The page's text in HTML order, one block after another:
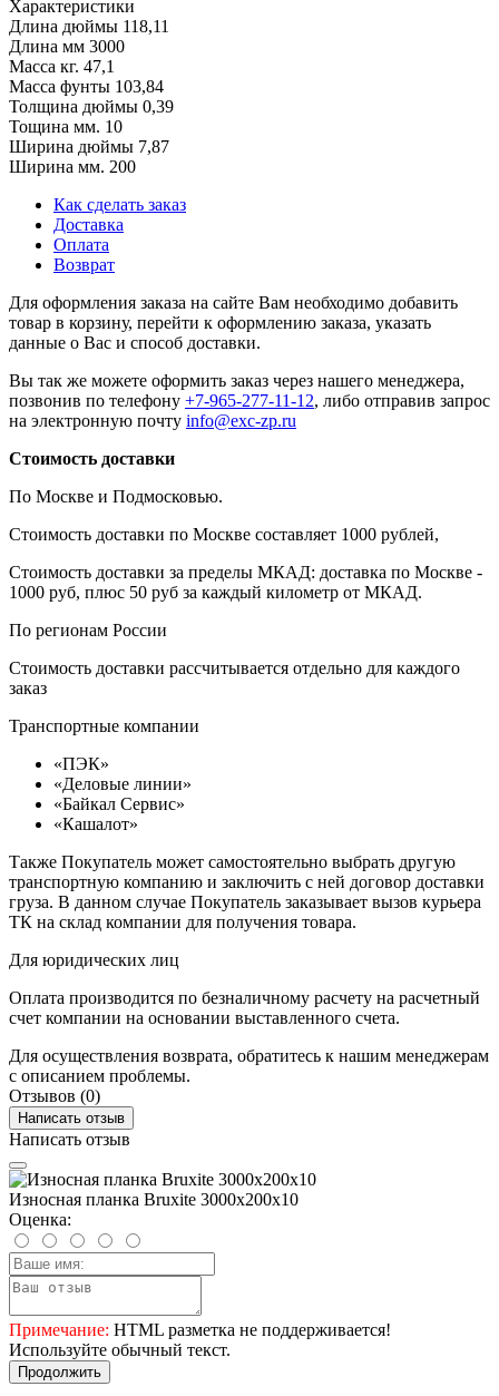
Характеристики
Длина дюймы 118,11
Длина мм 3000
Масса кг. 47,1
Масса фунты 103,84
Толщина дюймы 0,39
Тощина мм. 10
Ширина дюймы 7,87
Ширина мм. 200
Как сделать заказ
Доставка
Оплата
Возврат
Для оформления заказа на сайте Вам необходимо добавить
товар в корзину, перейти к оформлению заказа, указать
данные о Вас и способ доставки.
Вы так же можете оформить заказ через нашего менеджера,
позвонив по телефону +7-965-277-11-12, либо отправив запрос
на электронную почту info@exc-zp.ru
Стоимость доставки
По Москве и Подмосковью.
Стоимость доставки по Москве составляет 1000 рублей,
Стоимость доставки за пределы МКАД: доставка по Москве -
1000 руб, плюс 50 руб за каждый километр от МКАД.
По регионам России
Стоимость доставки рассчитывается отдельно для каждого
заказ
Транспортные компании
«ПЭК»
«Деловые линии»
«Байкал Сервис»
«Кашалот»
Также Покупатель может самостоятельно выбрать другую
транспортную компанию и заключить с ней договор доставки
груза. В данном случае Покупатель заказывает вызов курьера
ТК на склад компании для получения товара.
Для юридических лиц
Оплата производится по безналичному расчету на расчетный
счет компании на основании выставленного счета.
Для осуществления возврата, обратитесь к нашим менеджерам
с описанием проблемы.
Отзывов (0)
Написать отзыв
Написать отзыв
Износная планка Bruxite 3000x200x10
Оценка:
Примечание: HTML разметка не поддерживается!
Используйте обычный текст.
Продолжить